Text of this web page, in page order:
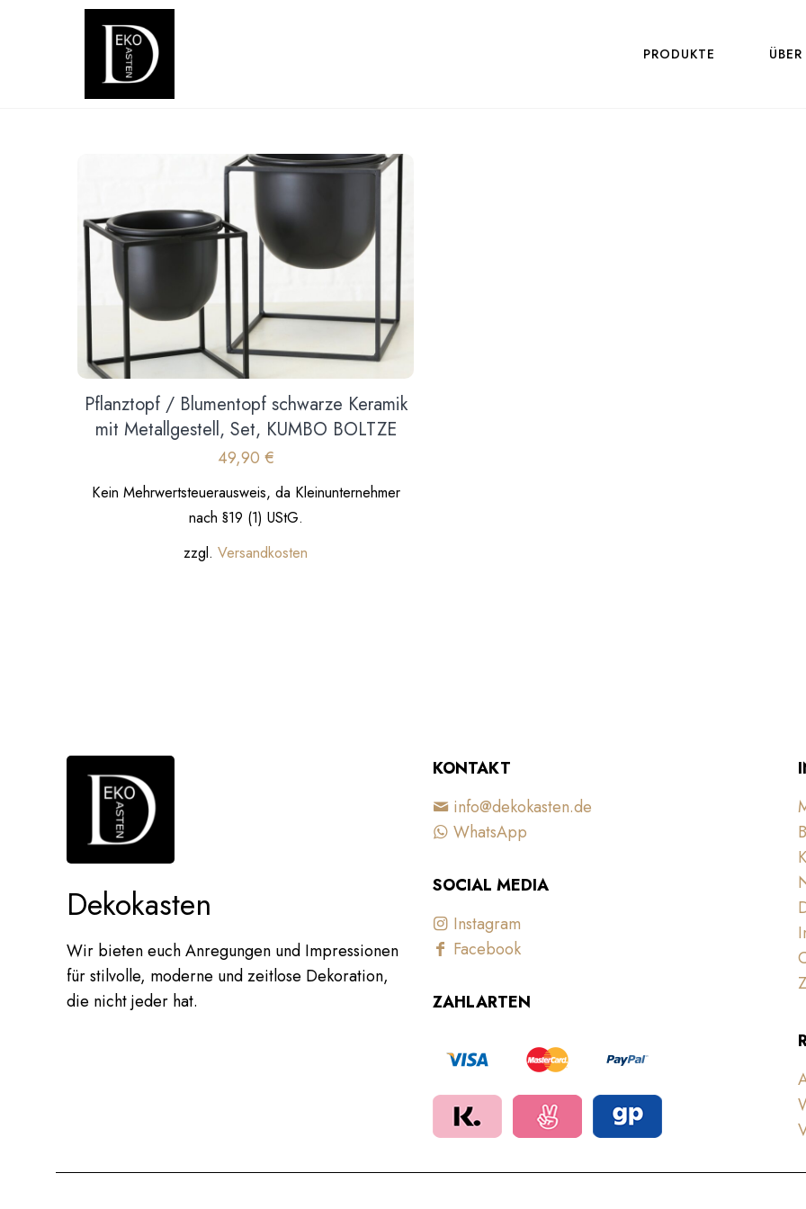
PRODUKTE
Pflanztopf / Blumentopf schwarze Keramik
mit Metallgestell, Set, KUMBO BOLTZE
49,90 €
Kein Mehrwertsteuerausweis, da Kleinunternehmer
nach §19 (1) UStG.
zzgl.Versandkosten
Dekokasten
Wir bieten euch Anregungen und Impressionen
für stilvolle, moderne und zeitlose Dekoration,
die nicht jeder hat.
KONTAKT
info@dekokasten.de
WhatsApp
SOCIAL MEDIA
Instagram
Facebook
ZAHLARTEN